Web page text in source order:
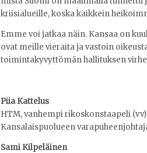
kriisialueille, koska kaikkein
Emme voi jatkaa näin. Kansaa on
ovat meille vieraita ja vastoin
toimintakyvyttömän hallituksen
Piia Kattelus
HTM, vanhempi rikoskonstaapeli (vv)
Kansalaispuolueen
Sami Kilpeläinen